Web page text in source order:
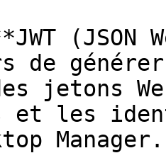
(JSON
de
jetons
et les
Manager.